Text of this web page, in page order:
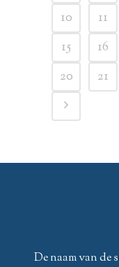
10
11
15
16
20
21
De naam van de